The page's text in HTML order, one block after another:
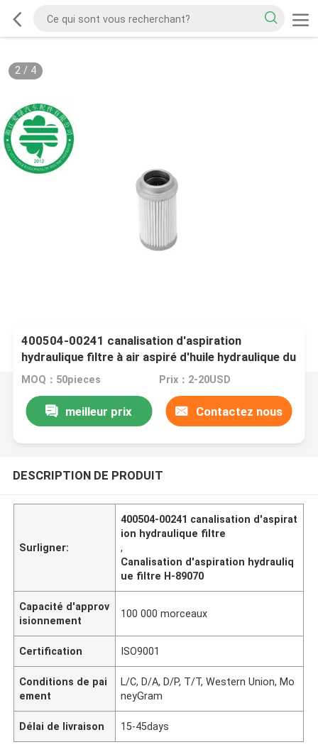
2/ 4
400504-00241 canalisation d'aspiration
hydraulique filtre à air aspiré d'huile hydraulique du
filtre H-89070 SH60695
MOQ：50pieces Prix：2-20USD
meilleur prix Contactez nous
DESCRIPTION DE PRODUIT
Surligner:
400504-00241 canalisation d'aspirat
ion hydraulique filtre
,
Canalisation d'aspiration hydrauliq
ue filtre H-89070
Capacité d'approv
isionnement
100 000 morceaux
Certification ISO9001
Conditions de pai
ement
L/C, D/A, D/P, T/T, Western Union, Mo
neyGram
Délai de livraison 15-45days